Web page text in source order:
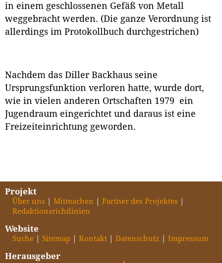
in einem geschlossenen Gefäß von Metall
weggebracht werden. (Die ganze Verordnung ist
allerdings im Protokollbuch durchgestrichen)
Nachdem das Diller Backhaus seine
Ursprungsfunktion verloren hatte, wurde dort,
wie in vielen anderen Ortschaften 1979 ein
Jugendraum eingerichtet und daraus ist eine
Freizeiteinrichtung geworden.
Projekt
Über uns Mitmachen
Partner des Projektes
Redaktionsrichtlinien
Website
Suche Sitemap Kontakt Datenschutz Impressum
Herausgeber